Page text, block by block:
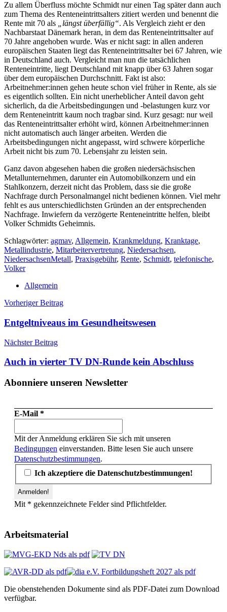
Zu allem Überfluss möchte Schmidt nur einen Tag später dann auch
zum Thema des Renteneintrittsalters zitiert werden und benennt die
Rente mit 70 als
„längst überfällig“. Als Vergleich zieht er den
Nachbarstaat Dänemark heran, in dem das Renteneintrittsalter auf
70 Jahre angehoben wurde. Was er nicht sagt: in allen anderen
europäischen Staaten liegt das Renteneintrittsalter bei 67 Jahren, wie
in Deutschland auch. Vergleicht man nun die tatsächlichen
Renteneintritte, liegt Deutschland mit knapp über 63 Jahren sogar
über dem europäischen Durchschnitt. Fakt ist also:
Arbeitnehmer:innen gehen heute schon viel früher in Rente, als sie
es eigentlich sollten. Ein nicht unerheblicher Anteil davon geht
sicherlich, da die Arbeitsbedingungen und -belastungen kurz vor
dem Renteneintritt kaum noch tragbar sind. Kurz gesagt: nur weil
das Renteneintrittsalter erhöht wird, können Arbeitnehmer:innen
nicht automatisch auch länger arbeiten. Werden die
Arbeitsbedingungen nicht angepasst, wird schwere körperliche
Arbeit nicht bis zum 70. Lebensjahr zu leisten sein.
Ganz davon abgesehen haben die großen niedersächsischen
Metallunternehmen, darunter ein Automobilkonzern und ein
Stahlkonzern, derzeit nicht das Problem, dass sie die große
Nachfrage durch Personalmangel nicht bedienen können. Viel mehr
fehlt es aus unterschiedlichsten Gründen an der entsprechenden
Nachfrage. Inwiefern da verzögerte Renteneintritte helfen, bleibt
Volker Schmidts Geheimnis.
Schlagwörter: agmav, Allgemein, Krankmeldung, Kranktage,
Metallindustrie, Mitarbeitervertretung, Niedersachsen,
NiedersachsenMetall, Praxisgebühr, Rente, Schmidt, telefonische,
Volker
Allgemein
Beitragsnavigation
Vorheriger Beitrag
Entgeltniveaus im Gesundheitswesen
Nächster Beitrag
Auch in vierter TV DN-Runde kein Abschluss
Abonniere unseren Newsletter
E-Mail *
Mit der Anmeldung erklären Sie sich mit unseren
Bedingungen einverstanden. Bitte lesen Sie auch unsere
Datenschutzbestimmungen.
Ich akzeptiere die Datenschutzbestimmungen!
Mit * gekennzeichnete Felder sind Pflichtfelder.
Arbeitsmaterial
Die obenstehenden Dokumente sind als PDF-Datei zum Download
verfügbar.